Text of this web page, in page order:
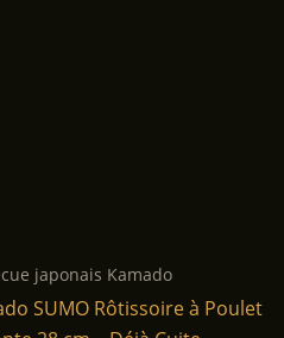
japonais Kamado
SUMO Rôtissoire à Poulet